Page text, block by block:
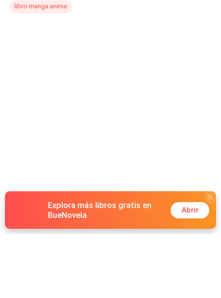
libro manga anime
Explora más libros gratis en
BueNovela
Abrir